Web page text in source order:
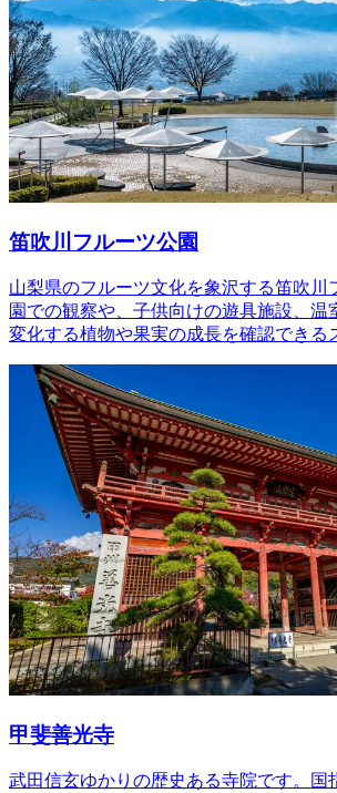
笛吹川フルーツ公園
山梨県のフルーツ文化を象沢する笛吹川
園での観察や、子供向けの遊具施設、温
変化する植物や果実の成長を確認できる
甲斐善光寺
武田信玄ゆかりの歴史ある寺院です。国